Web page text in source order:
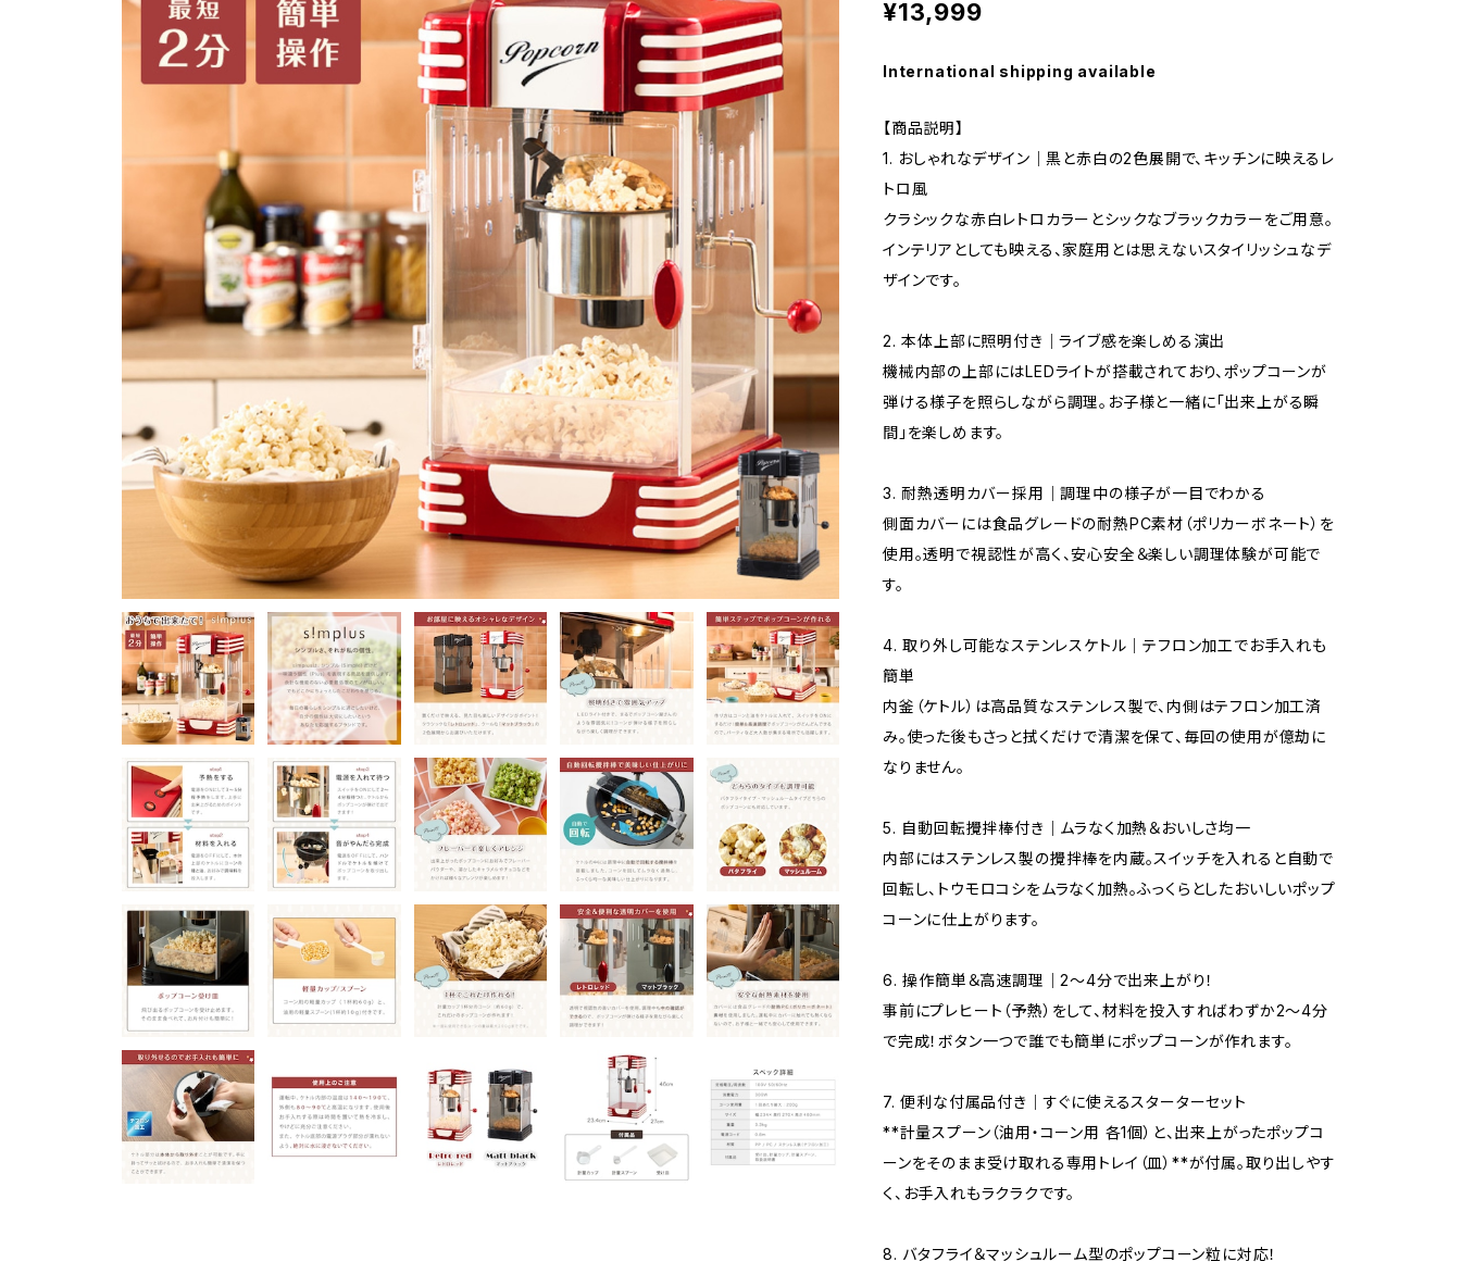
¥13,999
International shipping available
【商品説明】
1. おしゃれなデザイン｜黒と赤白の2色展開で、キッチンに映えるレ
トロ風
クラシックな赤白レトロカラーとシックなブラックカラーをご用意。
インテリアとしても映える、家庭用とは思えないスタイリッシュなデ
ザインです。
2. 本体上部に照明付き｜ライブ感を楽しめる演出
機械内部の上部にはLEDライトが搭載されており、ポップコーンが
弾ける様子を照らしながら調理。お子様と一緒に「出来上がる瞬
間」を楽しめます。
3. 耐熱透明カバー採用｜調理中の様子が一目でわかる
側面カバーには食品グレードの耐熱PC素材（ポリカーボネート）を
使用。透明で視認性が高く、安心安全＆楽しい調理体験が可能で
す。
4. 取り外し可能なステンレスケトル｜テフロン加工でお手入れも
簡単
内釜（ケトル）は高品質なステンレス製で、内側はテフロン加工済
み。使った後もさっと拭くだけで清潔を保て、毎回の使用が億劫に
なりません。
5. 自動回転攪拌棒付き｜ムラなく加熱＆おいしさ均一
内部にはステンレス製の攪拌棒を内蔵。スイッチを入れると自動で
回転し、トウモロコシをムラなく加熱。ふっくらとしたおいしいポップ
コーンに仕上がります。
6. 操作簡単＆高速調理｜2～4分で出来上がり！
事前にプレヒート（予熱）をして、材料を投入すればわずか2～4分
で完成！ボタン一つで誰でも簡単にポップコーンが作れます。
7. 便利な付属品付き｜すぐに使えるスターターセット
**計量スプーン（油用・コーン用 各1個）と、出来上がったポップコ
ーンをそのまま受け取れる専用トレイ（皿）**が付属。取り出しやす
く、お手入れもラクラクです。
8. バタフライ＆マッシュルーム型のポップコーン粒に対応！